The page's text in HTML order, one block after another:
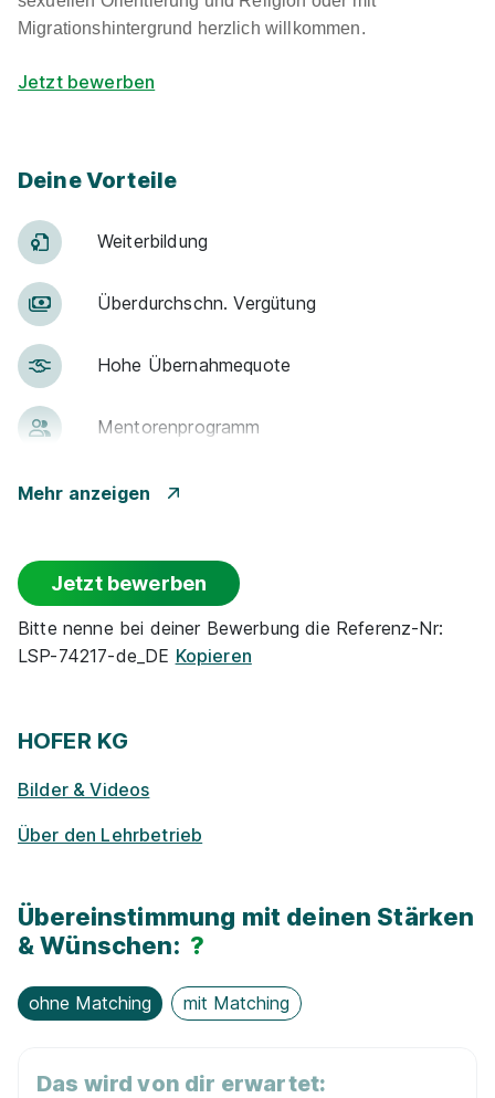
Migrationshintergrund herzlich willkommen.
Jetzt bewerben
Deine Vorteile
Weiter­bildung
Über­durch­schn. Ver­gü­tung
Hohe Über­nah­me­quote
Men­to­ren­pro­gramm
Betr. Alters­vor­sorge
Rabatte
Ge­sund­heits­maß­nah­men
Zu­satz­qua­li­fi­ka­tio­nen
Exkur­sionen
Mehr anzeigen
Jetzt bewerben
Bitte nenne bei deiner Bewerbung die Referenz-Nr:
LSP-74217-de_DE Kopieren
HOFER KG
Bilder & Videos
Über den Lehrbetrieb
Übereinstimmung mit deinen Stärken
& Wünschen: ?
ohne Matching mit Matching
Das wird von dir erwartet: